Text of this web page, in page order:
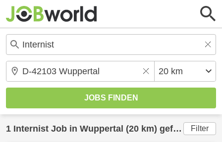
1 Internist Job in Wuppertal (20 km) gefunden Filter